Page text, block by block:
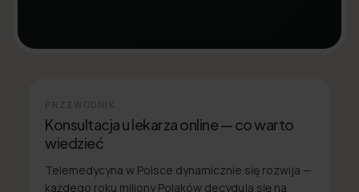
PRZEWODNIK
Konsultacja u lekarza online — co warto
wiedzieć
Telemedycyna w Polsce dynamicznie się rozwija —
każdego roku miliony Polaków decydują się na